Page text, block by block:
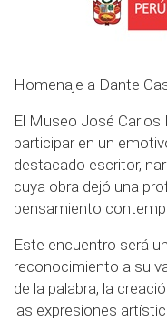
Homenaje a Dante
El Museo José Carlos
participar en un
destacado escritor,
cuya obra dejó una
pensamiento
Este encuentro será
reconocimiento a su
de la palabra, la
las expresiones